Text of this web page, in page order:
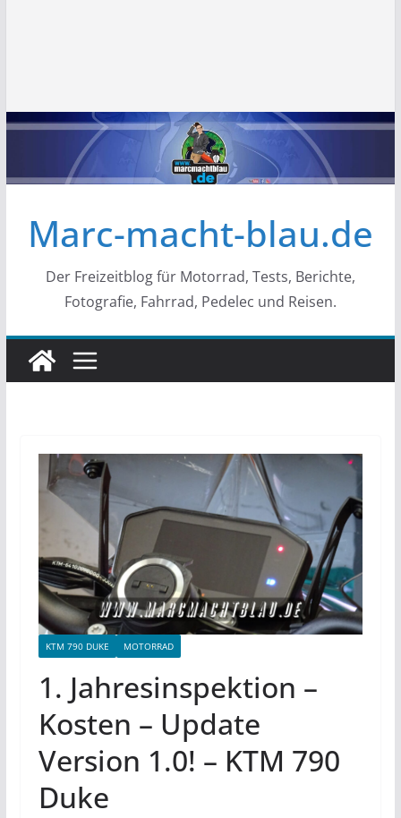
Marc-macht-blau.de
Der Freizeitblog für Motorrad, Tests, Berichte,
Fotografie, Fahrrad, Pedelec und Reisen.
KTM 790 DUKE MOTORRAD
1. Jahresinspektion –
Kosten – Update
Version 1.0! – KTM 790
Duke